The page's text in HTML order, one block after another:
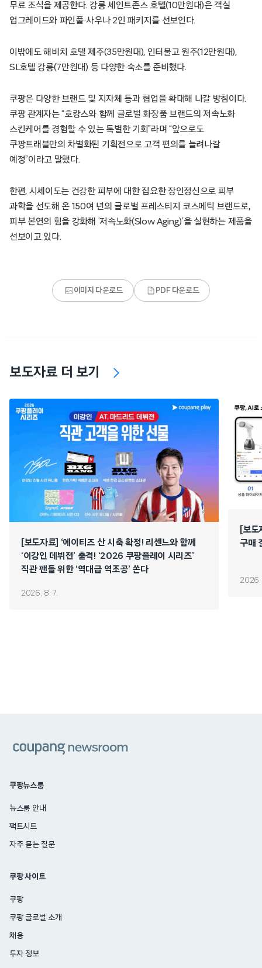
무료 조식을 제공한다. 강릉 세인트존스 호텔(10만원대)은 객실
업그레이드와 파인풀·사우나 2인 패키지를 선보인다.
이밖에도 해비치 호텔 제주(35만원대), 인터불고 원주(12만원대),
SL호텔 강릉(7만원대) 등 다양한 숙소를 준비했다.
쿠팡은 다양한 브랜드 및 지자체 등과 협업을 확대해 나갈 방침이다.
쿠팡 관계자는 “호캉스와 함께 글로벌 화장품 브랜드의 저속노화
스킨케어를 경험할 수 있는 특별한 기회”라며 “앞으로도
쿠팡트래블만의 차별화된 기획전으로 고객 편의를 늘려나갈
예정”이라고 말했다.
한편, 시세이도는 건강한 피부에 대한 집요한 장인정신으로 피부
과학을 선도해 온 150여 년의 글로벌 프레스티지 코스메틱 브랜드로,
피부 본연의 힘을 강화해 ‘저속노화(Slow Aging)’을 실현하는 제품을
선보이고 있다.
이미지 다운로드 PDF 다운로드
보도자료 더 보기
[보도자료] ‘에이티즈 산 시축 확정! 리센느와 함께
‘이강인 데뷔전’ 출격! ‘2026 쿠팡플레이 시리즈’
직관 팬들 위한 ‘역대급 역조공’ 쏜다
2026. 8. 7.
[보
구매
2026.
쿠팡뉴스룸
뉴스룸 안내
팩트시트
자주 묻는 질문
쿠팡 사이트
쿠팡
쿠팡 글로벌 소개
채용
투자 정보